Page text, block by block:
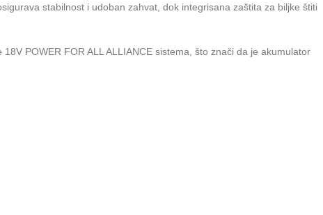
stabilnost i udoban zahvat, dok integrisana zaštita za biljke štiti
POWER FOR ALL ALLIANCE sistema, što znači da je akumulator